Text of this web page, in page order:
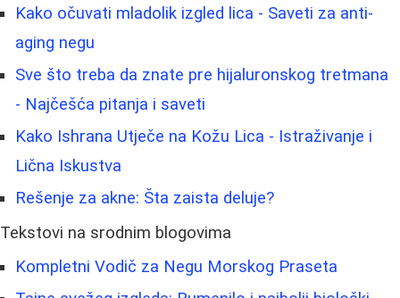
Kako očuvati mladolik izgled lica - Saveti za anti-
aging negu
Sve što treba da znate pre hijaluronskog tretmana
- Najčešća pitanja i saveti
Kako Ishrana Utječe na Kožu Lica - Istraživanje i
Lična Iskustva
Rešenje za akne: Šta zaista deluje?
Tekstovi na srodnim blogovima
Kompletni Vodič za Negu Morskog Praseta